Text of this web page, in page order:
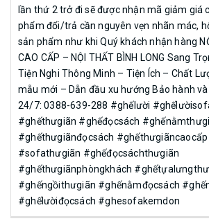
lần thứ 2 trở đi sẽ được nhận mã giảm giá
phẩm đổi/trả cần nguyên vẹn nhãn mác,
sản phẩm như khi Quý khách nhận hàng
CAO CẤP – NỘI THẤT BÌNH LONG Sang
Tiện Nghi Thông Minh – Tiện Ích – Chất
mẫu mới – Dẫn đầu xu hướng Bảo hành
24/7: 0388-639-288 #ghếlười
#ghếthưgiãn #ghếđọcsách
#ghếthưgiãnđọcsách
#sofathưgiãn #ghếđọcsáchthưgiãn
#ghếthưgiãnphòngkhách
#ghếngồithưgiãn #ghếnằmđọcsách
#ghếlườiđọcsách #ghesofakemdon